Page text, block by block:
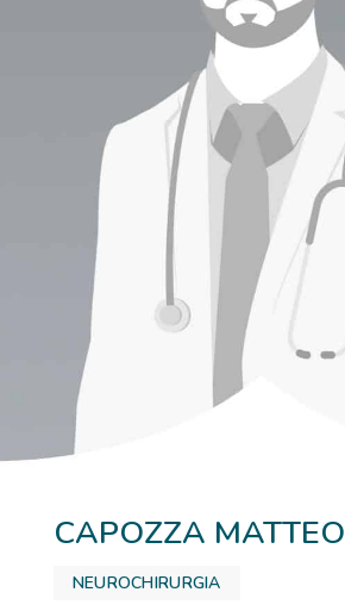
I NOSTRI MEDICI
DIAGNOSI E CURA
RICOVERI
PATOLOGIE
NEWS
FORMAZIONE
CAPOZZA MATTEO
NEUROCHIRURGIA